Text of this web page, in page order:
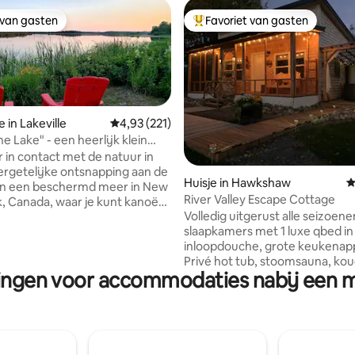
4,99 op 5, 294 recensies
gasten
gasten
in Lakeville Gemiddelde beoordeling van 4,93 op 5, 221
4,93 (221)
Lake" - een heerlijk klein
2
in contact met de natuur in
ontsnapping aan de
een beschermd meer in New
Canada, waar je kunt kanoën,
HST Dicht bij de Trans-
degenen die door Carleton
Topfavoriet van gasten
Favoriet van gasten
Huisje in Hawkshaw
River Valley Escape Cottage
Volledig uitgerust alle
slaapkamers met 1 luxe qbed in
inloopdouche, grote
Privé hot tub, stoomsauna,
buitendouche/heropening in
voorjaar van 2026, veranda
Seizoensgebonden gebruik
voor accommodaties nabij een